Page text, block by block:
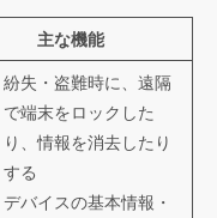
主な機能
紛失・盗難時に、遠隔
で端末をロックした
り、情報を消去したり
する
デバイスの基本情報・